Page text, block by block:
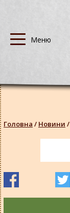
Головна / Новини /